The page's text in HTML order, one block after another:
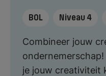
BOL Niveau 4
Combineer jouw
je jouw creativiteit